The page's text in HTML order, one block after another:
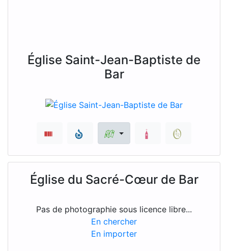
Église Saint-Jean-Baptiste de
Bar
Église du Sacré-Cœur de Bar
Pas de photographie sous licence libre...
En chercher
En importer